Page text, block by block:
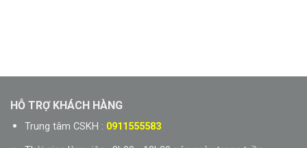
HỖ TRỢ KHÁCH HÀNG
Trung tâm CSKH : 0911555583